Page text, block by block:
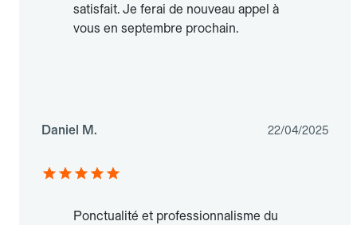
satisfait. Je ferai de nouveau appel à
vous en septembre prochain.
Daniel M. 22/04/2025
Ponctualité et professionnalisme du